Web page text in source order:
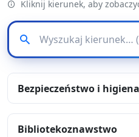
Kliknij kierunek, aby
Bezpieczeństwo i
Bibliotekoznawstwo